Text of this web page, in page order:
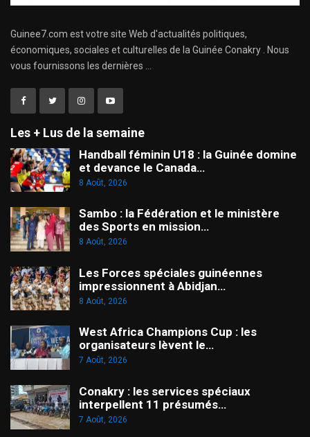
Guinee7.com est votre site Web d'actualités politiques,
économiques, sociales et culturelles de la Guinée Conakry . Nous
vous fournissons les dernières ...
Les + Lus de la semaine
Handball féminin U18 : la Guinée domine
et devance le Canada…
8 Août, 2026
Sambo : la Fédération et le ministère
des Sports en mission…
8 Août, 2026
Les Forces spéciales guinéennes
impressionnent à Abidjan…
8 Août, 2026
West Africa Champions Cup : les
organisateurs lèvent le…
7 Août, 2026
Conakry : les services spéciaux
interpellent 11 présumés…
7 Août, 2026